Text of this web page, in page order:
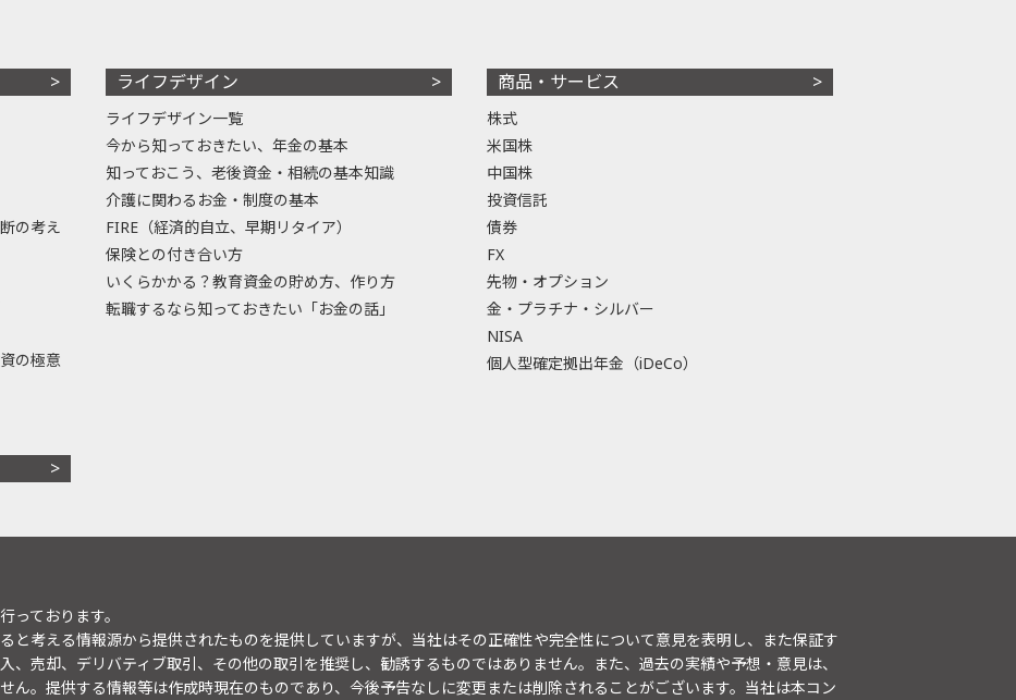
の考え
の極意
ライフデザイン
ライフデザイン一覧
今から知っておきたい、年金の基本
知っておこう、老後資金・相続の基本知識
介護に関わるお金・制度の基本
FIRE（経済的自立、早期リタイア）
保険との付き合い方
いくらかかる？教育資金の貯め方、作り方
転職するなら知っておきたい「お金の話」
商品・サービス
株式
米国株
中国株
投資信託
債券
FX
先物・オプション
金・プラチナ・シルバー
NISA
個人型確定拠出年金（iDeCo）
っております。
と考える情報源から提供されたものを提供していますが、当社はその正確性や完全性について意見を表明し、また保証す
、売却、デリバティブ取引、その他の取引を推奨し、勧誘するものではありません。また、過去の実績や予想・意見は、
ん。提供する情報等は作成時現在のものであり、今後予告なしに変更または削除されることがございます。当社は本コン